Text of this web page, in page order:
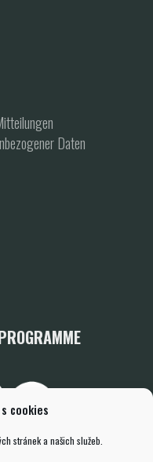
cookies
stránek a našich služeb.
Daten